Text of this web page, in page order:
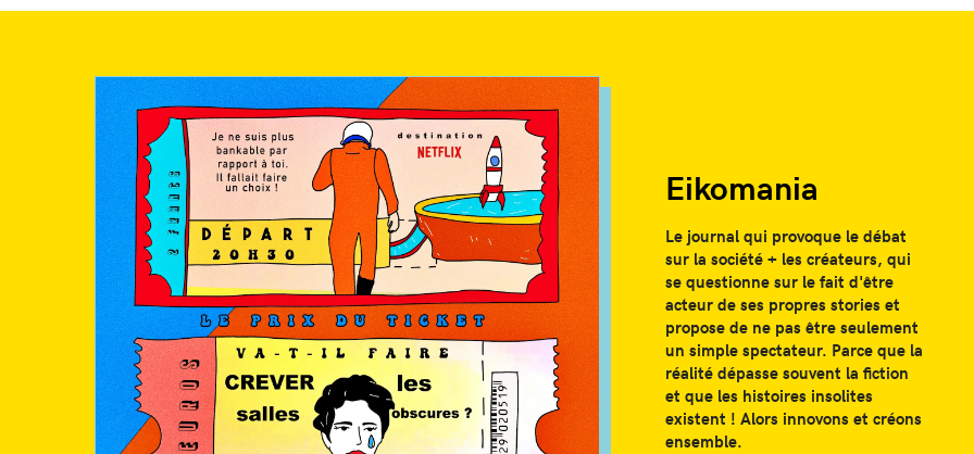
Eikomania
Le journal qui provoque le débat
sur la société + les créateurs, qui
se questionne sur le fait d'être
acteur de ses propres stories et
propose de ne pas être seulement
un simple spectateur. Parce que la
réalité dépasse souvent la fiction
et que les histoires insolites
existent ! Alors innovons et créons
ensemble.